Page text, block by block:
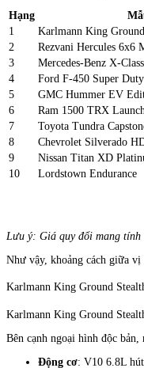
Hạng
1
Karlmann King
2
Rezvani Hercules 6x6
3
Mercedes-Benz X-
4
Ford F-450 Super
5
GMC Hummer EV
6
Ram 1500 TRX
7
Toyota Tundra
8
Chevrolet Silverado
9
Nissan Titan XD
10
Lordstown Endurance
Lưu ý: Giá quy đổi mang tính
Như vậy, khoảng cách giữa vị
Karlmann King Ground
Karlmann King Ground
Bên cạnh ngoại hình độc bản,
Động cơ: V10 6.8L